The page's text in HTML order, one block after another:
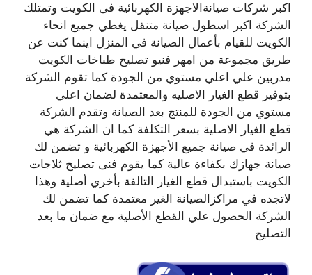
اكبر شركات صيانةالاجهزة الكهربائية فى الكويت وتمتلك
الشركة اكبر اسطول صيانة متنقل يغطي جميع انحاء
الكويت للقيام بأعمال الصيانة في المنزل اينما كنت عن
طريق مجموعة من امهر فنيو تصليح طباخات الكويت
مدربين علي اعلي مستوي من الجودة كما تقوم الشركة
بتوفير قطع الغيار الاصليه والمعتمدة لضمان اعلي
مستوي من الجودة للمنتج بعد الصيانة وتقدم الشركة
قطع الغيار الاصلية بسعر التكلفة كما ان الشركة هي
الرائدة في صيانة جميع الأجهزة الكهربائية و تضمن لك
صيانة جهازك بكفاءة عالية كما يقوم فنى تصليح ثلاجات
الكويت باستبدال قطع الغيار التالفة بأخري أصلية وهذا
لاتجده في مراكزالصيانة الغير معتمدة كما تضمن لك
الشركة الحصول علي القطع الأصلية مع ضمان ما بعد
التصليح